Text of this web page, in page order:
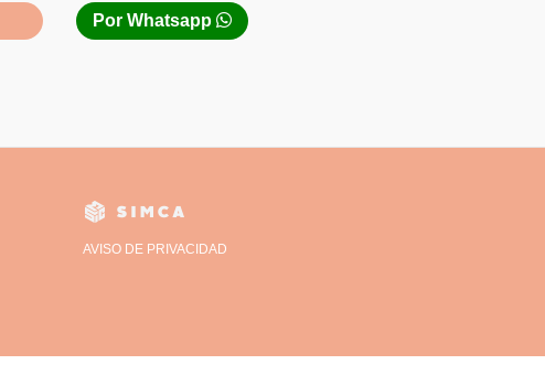
Por Whatsapp
AVISO DE PRIVACIDAD